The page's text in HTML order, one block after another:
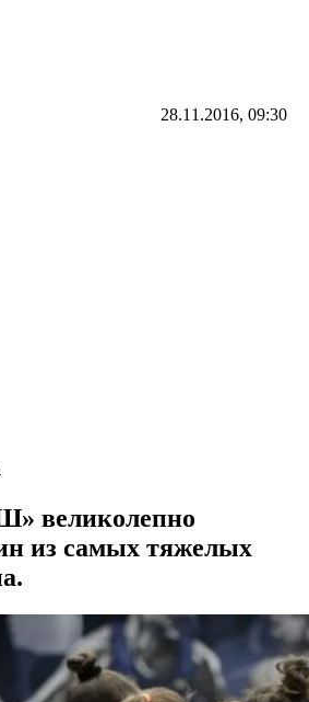
28.11.2016, 09:30
великолепно
из самых тяжелых